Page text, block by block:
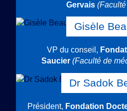
Gervais
Gisèle
VP du conseil,
Saucier (Faculté de
Dr Sadok
Président, Fondation